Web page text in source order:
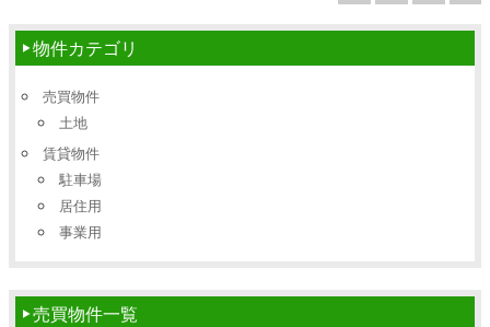
物件カテゴリ
売買物件
土地
賃貸物件
駐車場
居住用
事業用
売買物件一覧